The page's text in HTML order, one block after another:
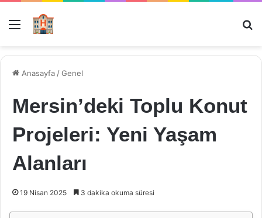
Menü
Anasayfa /Genel
Mersin’deki Toplu Konut
Projeleri: Yeni Yaşam
Alanları
19 Nisan 2025 3 dakika okuma süresi